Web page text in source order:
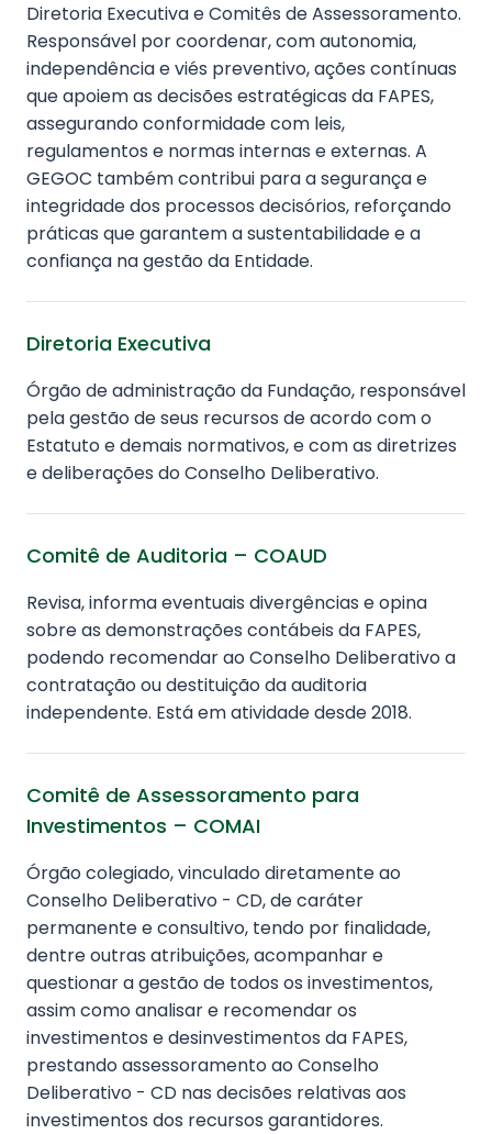
Diretoria Executiva e Comitês de Assessoramento.
Responsável por coordenar, com autonomia,
independência e viés preventivo, ações contínuas
que apoiem as decisões estratégicas da FAPES,
assegurando conformidade com leis,
regulamentos e normas internas e externas. A
GEGOC também contribui para a segurança e
integridade dos processos decisórios, reforçando
práticas que garantem a sustentabilidade e a
confiança na gestão da Entidade.
Diretoria Executiva
Órgão de administração da Fundação, responsável
pela gestão de seus recursos de acordo com o
Estatuto e demais normativos, e com as diretrizes
e deliberações do Conselho Deliberativo.
Comitê de Auditoria – COAUD
Revisa, informa eventuais divergências e opina
sobre as demonstrações contábeis da FAPES,
podendo recomendar ao Conselho Deliberativo a
contratação ou destituição da auditoria
independente. Está em atividade desde 2018.
Comitê de Assessoramento para
Investimentos – COMAI
Órgão colegiado, vinculado diretamente ao
Conselho Deliberativo - CD, de caráter
permanente e consultivo, tendo por finalidade,
dentre outras atribuições, acompanhar e
questionar a gestão de todos os investimentos,
assim como analisar e recomendar os
investimentos e desinvestimentos da FAPES,
prestando assessoramento ao Conselho
Deliberativo - CD nas decisões relativas aos
investimentos dos recursos garantidores.